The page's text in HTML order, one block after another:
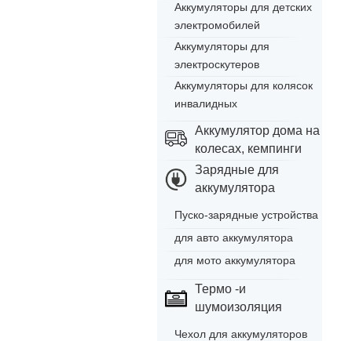
Аккумуляторы для детских
электромобилей
Аккумуляторы для
электроскутеров
Аккумуляторы для колясок
инвалидных
Аккумулятор дома на
колесах, кемпинги
Зарядные для
аккумулятора
Пуско-зарядные устройства
для авто аккумулятора
для мото аккумулятора
Термо -и
шумоизоляция
Чехол для аккумуляторов